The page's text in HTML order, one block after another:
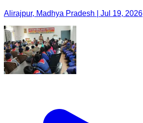
Alirajpur, Madhya Pradesh | Jul 19, 2026